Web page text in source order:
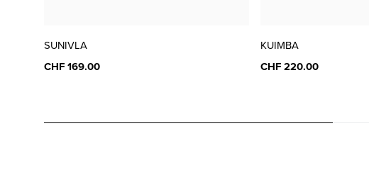
SUNIVLA
CHF 169.00
KUIMBA
CHF 220.00